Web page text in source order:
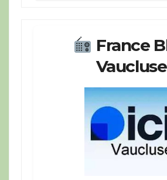
France
Vaucluse